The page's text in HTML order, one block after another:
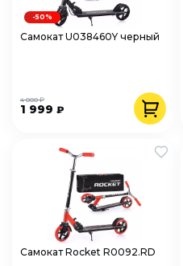
Самокат U038460Y черный
1 999 ₽
4 000 ₽
-50%
Самокат Rocket R0092.RD